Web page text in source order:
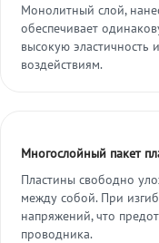
Монолитный слой,
обеспечивает
высокую эластичность
воздействиям.
Многослойный пакет
Пластины свободно
между собой. При
напряжений, что
проводника.